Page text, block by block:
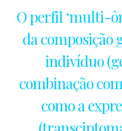
O perfil ‘multi-
da composição
indivíduo
combinação
como a